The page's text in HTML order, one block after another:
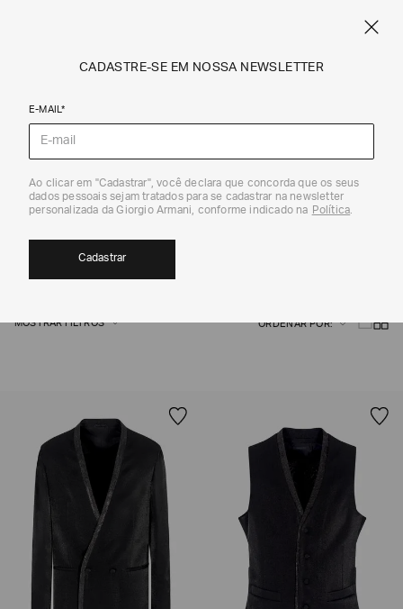
Giorgio Armani
ROUPAS
MOSTRAR FILTROS ORDENAR POR
CADASTRE-SE EM NOSSA NEWSLETTER
E-MAIL*
Ao clicar em "Cadastrar", você declara que concorda que os seus
dados pessoais sejam tratados para se cadastrar na newsletter
personalizada da Giorgio Armani, conforme indicado na Política.
Cadastrar